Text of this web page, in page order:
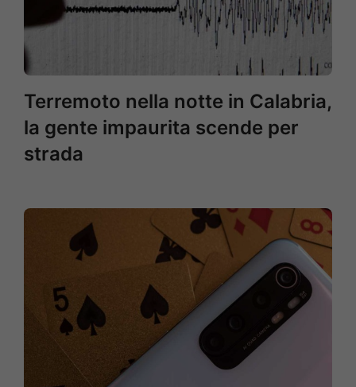
Terremoto nella notte in Calabria,
la gente impaurita scende per
strada